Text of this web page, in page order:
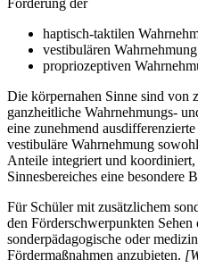
haptisch-taktilen
vestibulären
propriozeptiven
Die körpernahen Sinne sind von
ganzheitliche Wahrnehmungs-
eine zunehmend
vestibuläre Wahrnehmung
Anteile integriert und
Sinnesbereiches eine besondere
Für Schüler mit zusätzlichem
den Förderschwerpunkten
sonderpädagogische oder
Fördermaßnahmen anzubieten.